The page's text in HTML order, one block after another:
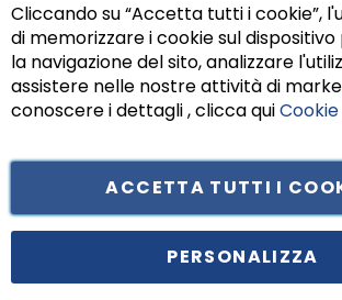
Principe di Piemonte 199, cap. 80026 Casoria (NA)
Cliccando su “Accetta tutti i cookie”,
di memorizzare i cookie sul
la navigazione del sito, analizzare
assistere nelle nostre attività di
conoscere i dettagli , clicca qui
ACCETTA TUTTI I
PERSONALIZZA